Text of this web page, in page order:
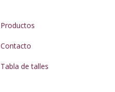
Productos
Contacto
Tabla de talles